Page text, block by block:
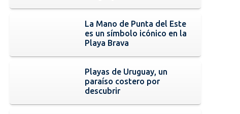
La Mano de Punta del Este
es un símbolo icónico en la
Playa Brava
Playas de Uruguay, un
paraíso costero por
descubrir